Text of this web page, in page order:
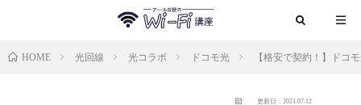
HOME 光回線 光コラボ ドコモ光 【格安で契約！】ドコ
更新日：2021.07.12